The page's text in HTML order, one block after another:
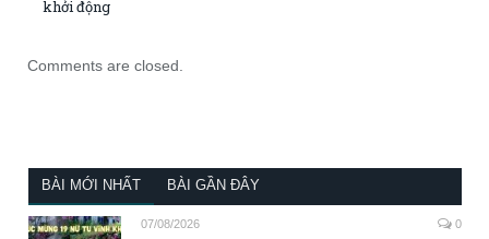
khởi động
Comments are closed.
BÀI MỚI NHẤT BÀI GẦN ĐÂY
07/08/2026 0